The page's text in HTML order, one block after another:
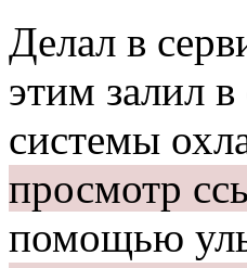
Делал в
этим залил
системы
просмотр
помощью